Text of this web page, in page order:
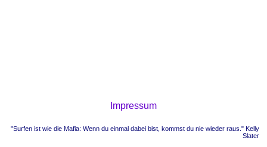
Impressum
"Surfen ist wie die Mafia: Wenn du einmal dabei bist, kommst du nie wieder raus." Kelly
Slater